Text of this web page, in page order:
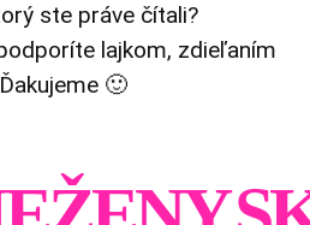
ste práve čítali?
lajkom, zdieľaním
🙂